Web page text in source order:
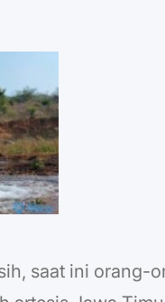
saat ini orang-